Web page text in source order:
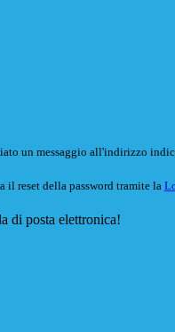
un messaggio all'indirizzo
il reset della password tramite la
di posta elettronica!